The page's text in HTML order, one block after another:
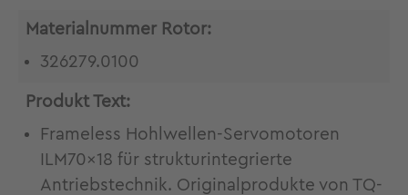
Materialnummer Rotor:
326279.0100
Produkt Text:
Frameless Hohlwellen-Servomotoren
ILM70x18 für strukturintegrierte
Antriebstechnik. Originalprodukte von TQ-